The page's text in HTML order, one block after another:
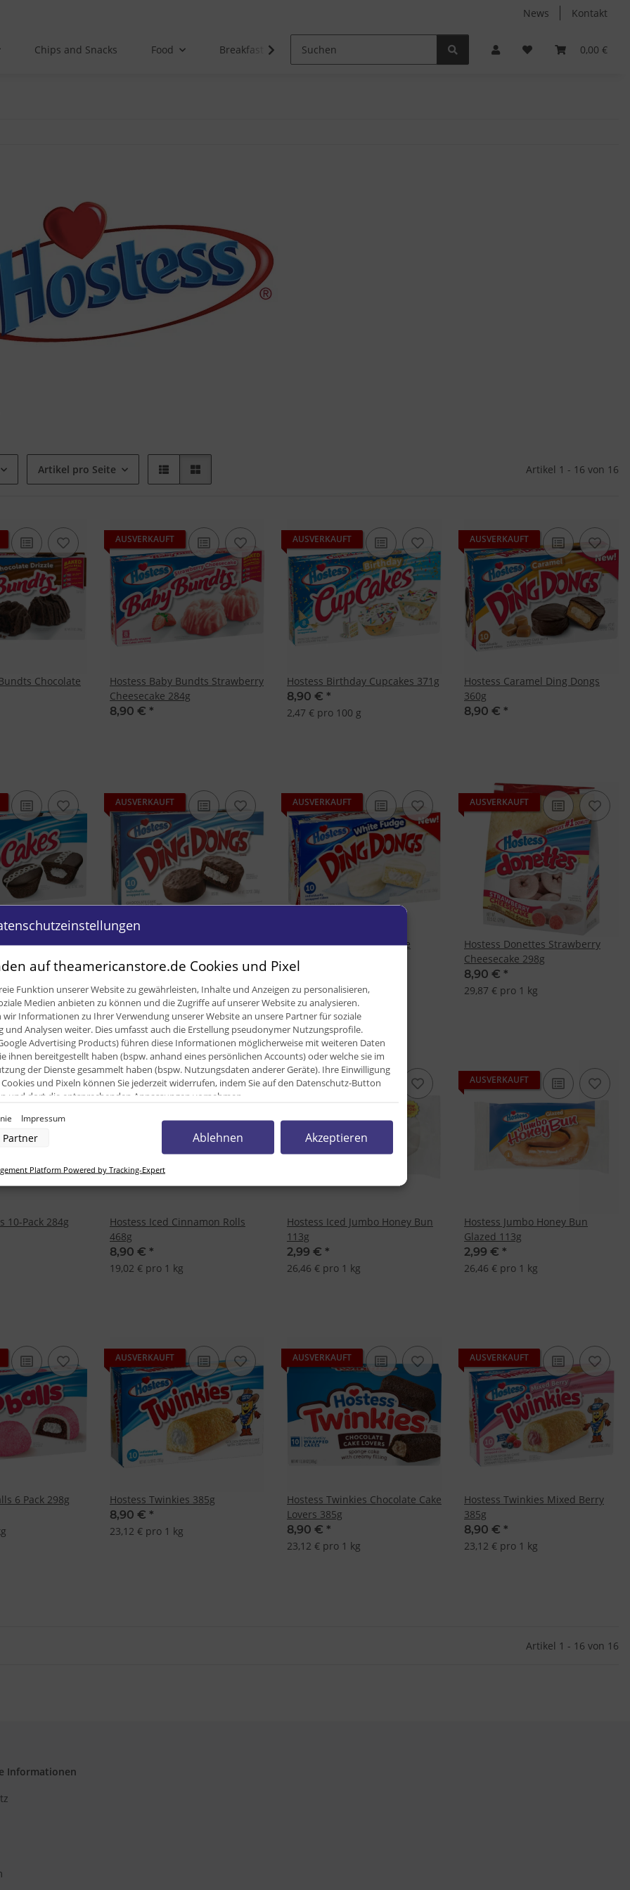
News Kontakt
0,00 €
Chips and Snacks Food Breakfast Non-Food
Artikel pro Seite Artikel 1 - 16 von 16
Chocolate
AUSVERKAUFT
Hostess Baby Bundts Strawberry
Cheesecake 284g
8,90 € *
AUSVERKAUFT
Hostess Birthday Cupcakes 371g
8,90 € *
2,47 € pro 100 g
AUSVERKAUFT
Hostess Caramel Ding Dongs
360g
8,90 € *
8-Pack 360g
AUSVERKAUFT
Hostess Ding Dongs 10-Pack
360g -MHD 30.09.23-
6,00 €*
AUSVERKAUFT
Hostess Ding Dongs White
Fudge 10-Pack 360g
8,90 €
AUSVERKAUFT
Hostess Donettes Strawberry
Cheesecake 298g
8,90 € *
29,87 € pro 1 kg
10-Pack 284g
AUSVERKAUFT
Hostess Iced Cinnamon Rolls
468g
8,90 € *
19,02 € pro 1 kg
AUSVERKAUFT
Hostess Iced Jumbo Honey Bun
113g
2,99 € *
26,46 € pro 1 kg
AUSVERKAUFT
Hostess Jumbo Honey Bun
Glazed 113g
2,99 € *
26,46 € pro 1 kg
6 Pack 298g
AUSVERKAUFT
Hostess Twinkies 385g
8,90 € *
23,12 € pro 1 kg
AUSVERKAUFT
Hostess Twinkies Chocolate Cake
Lovers 385g
8,90 € *
23,12 € pro 1 kg
AUSVERKAUFT
Hostess Twinkies Mixed Berry
385g
8,90 € *
23,12 € pro 1 kg
Artikel 1 - 16 von 16
Informationen
auf theamericanstore.de Cookies und Pixel
Funktion unserer Website zu gewährleisten, Inhalte und Anzeigen zu personalisieren,
Medien anbieten zu können und die Zugriffe auf unserer Website zu analysieren.
wir Informationen zu Ihrer Verwendung unserer Website an unsere Partner für soziale
und Analysen weiter. Dies umfasst auch die Erstellung pseudonymer Nutzungsprofile.
Advertising Products) führen diese Informationen möglicherweise mit weiteren Daten
ihnen bereitgestellt haben (bspw. anhand eines persönlichen Accounts) oder welche sie im
der Dienste gesammelt haben (bspw. Nutzungsdaten anderer Geräte). Ihre Einwilligung
und Pixeln können Sie jederzeit widerrufen, indem Sie auf den Datenschutz-Button
und dort die entsprechenden Anpassungen vornehmen.
durch unsere Partner:
Zugriff auf Informationen auf einem Endgerät
Daten zur Auswahl von Werbeanzeigen
für personalisierte Werbung
zur Auswahl personalisierter Werbung
zur Personalisierung von Inhalten
von Inhalten
durch Statistiken oder Kombinationen von Daten aus verschiedenen Quellen
der Angebote
Daten zur Auswahl von Inhalten
Impressum
Partner Ablehnen Akzeptieren
Platform Powered by Tracking-Expert